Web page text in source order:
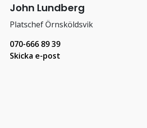
John Lundberg
Platschef Örnsköldsvik
070-666 89 39
Skicka e-post